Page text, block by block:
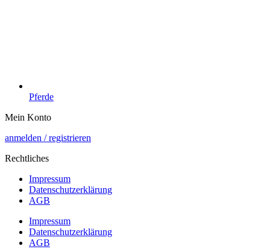
Pferde
Mein Konto
anmelden / registrieren
Rechtliches
Impressum
Datenschutzerklärung
AGB
Impressum
Datenschutzerklärung
AGB